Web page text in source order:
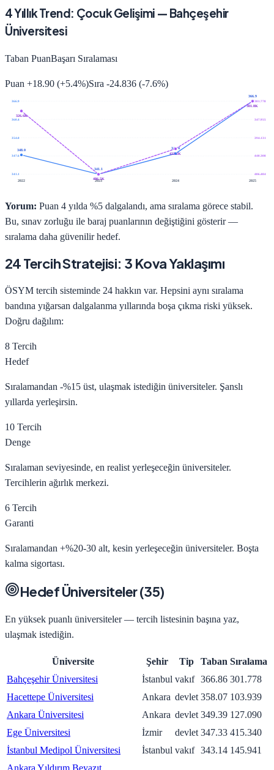
4Yıllık Trend: Çocuk Gelişimi— Bahçeşehir
Üniversitesi
Taban PuanBaşarı Sıralaması
Puan +18.90 (+5.4%)Sıra -24.836 (-7.6%)
366.9 301.778
360.4 347.955
354.0 394.131
347.6 440.308
341.1
486.484
2022
2023 2024 2025
348.0
341.1
348.4
366.9
326.6K
486.5K
422.2K
301.8K
Yorum: Puan 4 yılda %5 dalgalandı, ama sıralama görece stabil.
Bu, sınav zorluğu ile baraj puanlarının değiştiğini gösterir —
sıralama daha güvenilir hedef.
24 Tercih Stratejisi: 3 Kova Yaklaşımı
ÖSYM tercih sisteminde 24 hakkın var. Hepsini aynı sıralama
bandına yığarsan dalgalanma yıllarında boşa çıkma riski yüksek.
Doğru dağılım:
8 Tercih
Hedef
Sıralamandan -%15 üst, ulaşmak istediğin üniversiteler. Şanslı
yıllarda yerleşirsin.
10 Tercih
Denge
Sıralaman seviyesinde, en realist yerleşeceğin üniversiteler.
Tercihlerin ağırlık merkezi.
6 Tercih
Garanti
Sıralamandan +%20-30 alt, kesin yerleşeceğin üniversiteler. Boşta
kalma sigortası.
Hedef Üniversiteler (35)
En yüksek puanlı üniversiteler — tercih listesinin başına yaz,
ulaşmak istediğin.
Üniversite Şehir Tip Taban Sıralama
Bahçeşehir Üniversitesi
İstanbul vakıf 366.86 301.778
Hacettepe Üniversitesi
Ankara devlet 358.07 103.939
Ankara Üniversitesi
Ankara devlet 349.39 127.090
Ege Üniversitesi
İzmir devlet 347.33 415.340
İstanbul Medipol Üniversitesi
İstanbul vakıf 343.14 145.941
Ankara Yıldırım Beyazıt